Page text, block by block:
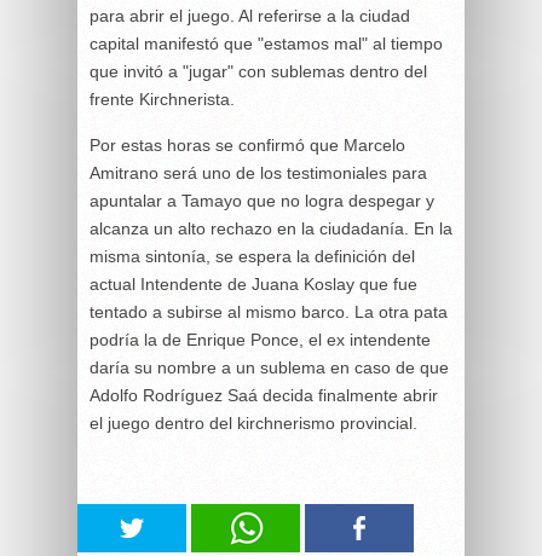
para abrir el juego. Al referirse a la ciudad
capital manifestó que "estamos mal" al tiempo
que invitó a "jugar" con sublemas dentro del
frente Kirchnerista.
Por estas horas se confirmó que Marcelo
Amitrano será uno de los testimoniales para
apuntalar a Tamayo que no logra despegar y
alcanza un alto rechazo en la ciudadanía. En la
misma sintonía, se espera la definición del
actual Intendente de Juana Koslay que fue
tentado a subirse al mismo barco. La otra pata
podría la de Enrique Ponce, el ex intendente
daría su nombre a un sublema en caso de que
Adolfo Rodríguez Saá decida finalmente abrir
el juego dentro del kirchnerismo provincial.